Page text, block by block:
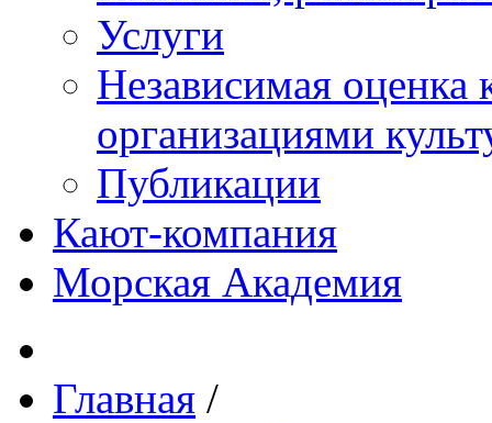
Услуги
Независимая оценка
организациями
Публикации
Кают-компания
Морская Академия
Главная /